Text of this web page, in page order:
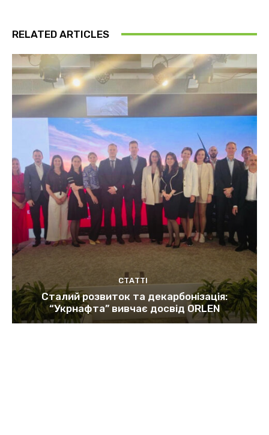
RELATED ARTICLES
СТАТТІ
Сталий розвиток та декарбонізація:
“Укрнафта” вивчає досвід ORLEN